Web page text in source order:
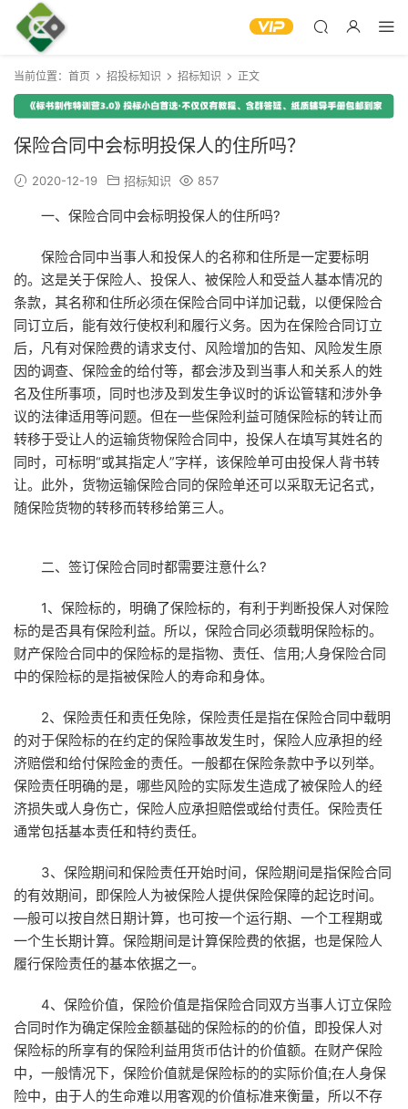
当前位置： 首页 招投标知识 招标知识 正文
保险合同中会标明投保人的住所吗？
2020-12-19 招标知识 857
一、保险合同中会标明投保人的住所吗?
保险合同中当事人和投保人的名称和住所是一定要标明
的。这是关于保险人、投保人、被保险人和受益人基本情况的
条款，其名称和住所必须在保险合同中详加记载，以便保险合
同订立后，能有效行使权利和履行义务。因为在保险合同订立
后，凡有对保险费的请求支付、风险增加的告知、风险发生原
因的调查、保险金的给付等，都会涉及到当事人和关系人的姓
名及住所事项，同时也涉及到发生争议时的诉讼管辖和涉外争
议的法律适用等问题。但在一些保险利益可随保险标的转让而
转移于受让人的运输货物保险合同中，投保人在填写其姓名的
同时，可标明“或其指定人”字样，该保险单可由投保人背书转
让。此外，货物运输保险合同的保险单还可以采取无记名式，
随保险货物的转移而转移给第三人。
二、签订保险合同时都需要注意什么?
1、保险标的，明确了保险标的，有利于判断投保人对保险
标的是否具有保险利益。所以，保险合同必须载明保险标的。
财产保险合同中的保险标的是指物、责任、信用;人身保险合同
中的保险标的是指被保险人的寿命和身体。
2、保险责任和责任免除，保险责任是指在保险合同中载明
的对于保险标的在约定的保险事故发生时，保险人应承担的经
济赔偿和给付保险金的责任。一般都在保险条款中予以列举。
保险责任明确的是，哪些风险的实际发生造成了被保险人的经
济损失或人身伤亡，保险人应承担赔偿或给付责任。保险责任
通常包括基本责任和特约责任。
3、保险期间和保险责任开始时间，保险期间是指保险合同
的有效期间，即保险人为被保险人提供保险保障的起讫时间。
—般可以按自然日期计算，也可按一个运行期、一个工程期或
一个生长期计算。保险期间是计算保险费的依据，也是保险人
履行保险责任的基本依据之一。
4、保险价值，保险价值是指保险合同双方当事人订立保险
合同时作为确定保险金额基础的保险标的的价值，即投保人对
保险标的所享有的保险利益用货币估计的价值额。在财产保险
中，一般情况下，保险价值就是保险标的的实际价值;在人身保
险中，由于人的生命难以用客观的价值标准来衡量，所以不存